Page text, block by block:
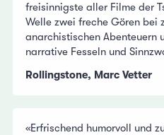
freisinnigste aller Filme der
Welle zwei freche Gören bei
anarchistischen Abenteuern
narrative Fesseln und
Rollingstone, Marc Vetter
«Erfrischend humorvoll und